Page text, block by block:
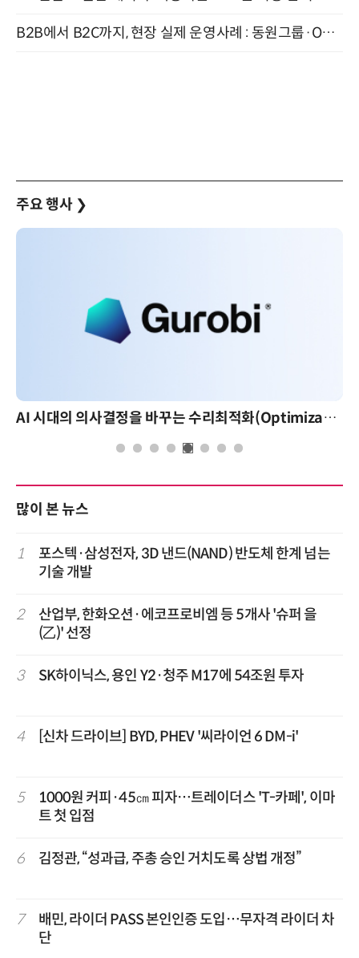
B2B에서 B2C까지, 현장 실제 운영사례 : 동원그룹·OCI·다이닝브랜즈그룹·당근 (8/27)
주요 행사 ❯
AI 시대의 의사결정을 바꾸는 수리최적화(Optimization): 실제 산업 적용 사례와 활용 전략
많이 본 뉴스
1
포스텍·삼성전자, 3D 낸드(NAND) 반도체 한계 넘는
기술 개발
2
산업부, 한화오션·에코프로비엠 등 5개사 '슈퍼 을
(乙)' 선정
3 SK하이닉스, 용인 Y2·청주 M17에 54조원 투자
4 [신차 드라이브] BYD, PHEV '씨라이언 6 DM-i'
5
1000원 커피·45㎝ 피자…트레이더스 'T-카페', 이마
트 첫 입점
6 김정관, “성과급, 주총 승인 거치도록 상법 개정”
7
배민, 라이더 PASS 본인인증 도입…무자격 라이더 차
단